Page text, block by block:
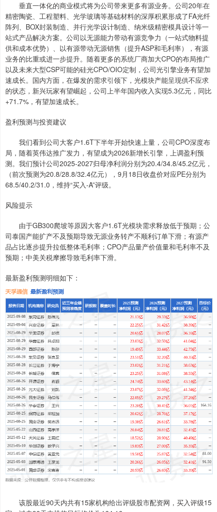
垂直一体化的商业模式将为公司带来更多有源业务。公司20年在
精密陶瓷、工程塑料、光学玻璃等基础材料的深厚积累形成了FA光纤
阵列、BOX封装制造、并行光学设计制造、纳米级精密模具设计等一
站式产品解决方案。公司以无源能力带动有源竞争力（一站式物料提
供和成本优势）、以有源带动无源销售（提升ASP和毛利率），有源
业务的比重或进一步提升。随着更多的系统厂商加大CPO的布局推广
以及未来大型CSP可能的硅光CPO/OIO定制，公司光引擎业务有望加
速成长。国内方面，在爆发的需求引领下，光模块产能呈现供不应求
的状态，新兴玩家有望崛起，公司上半年国内收入实现5.3亿元，同比
+71.7%，有望加速成长。
盈利预测与投资建议
我们看到公司大客户1.6T下半年开始快速上量，公司CPO深度布
局，随着英伟达推广发力，有望成为2026新增长引擎，上调盈利预
测。我们预计公司2025-2027归母净利润分别为20.4/34.8/45.2亿元，
（前次预测为20.8/28.8/32.4亿元），9月18日收盘价对应PE分别为
68.5/40.2/31.0，维持“买入-A”评级。
风险提示
由于GB300爬坡等原因大客户1.6T光模块需求释放低于预期；公
司泰国产能扩产不及预期导致无源业务转产不顺利订单下滑；有源产
品占比逐步提升拉低整体毛利率；CPO产品量产价值量和毛利率不及
预期；中美关税摩擦导致毛利率下滑。
最新盈利预测明细如下：
该股最近90天内共有15家机构给出评级股市配资网，买入评级15